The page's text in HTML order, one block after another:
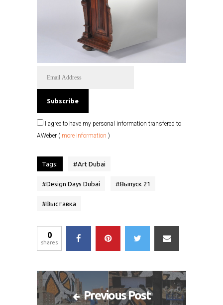
I agree to have my personal information transfered to
AWeber ( more information )
Tags: #Art Dubai
#Design Days Dubai #Выпуск 21
#Выставка
0
shares
Previous Post